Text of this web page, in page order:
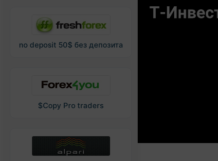
no deposit 50$ без депозита
$Copy Pro traders